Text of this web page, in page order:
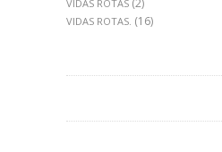
VIDAS ROTAS (2)
VIDAS ROTAS. (16)